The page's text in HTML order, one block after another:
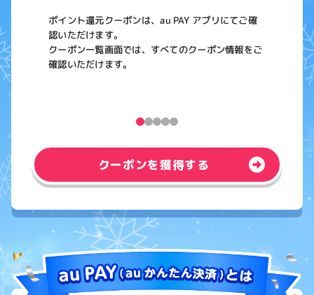
ポイント還元クーポンは、au PAY アプリにてご確
認いただけます。
クーポン一覧画面では、すべてのクーポン情報をご
確認いただけます。
クーポンを獲得する